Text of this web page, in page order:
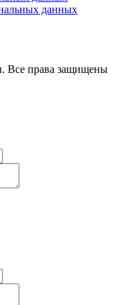
данных
права защищены